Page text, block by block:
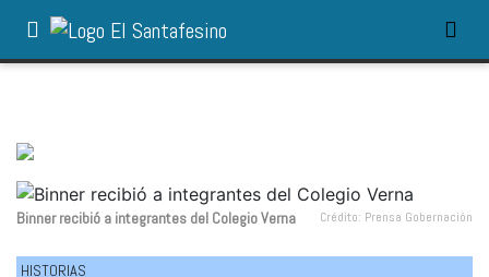
Binner recibió a integrantes del Colegio Verna Crédito: Prensa Gobernación
HISTORIAS